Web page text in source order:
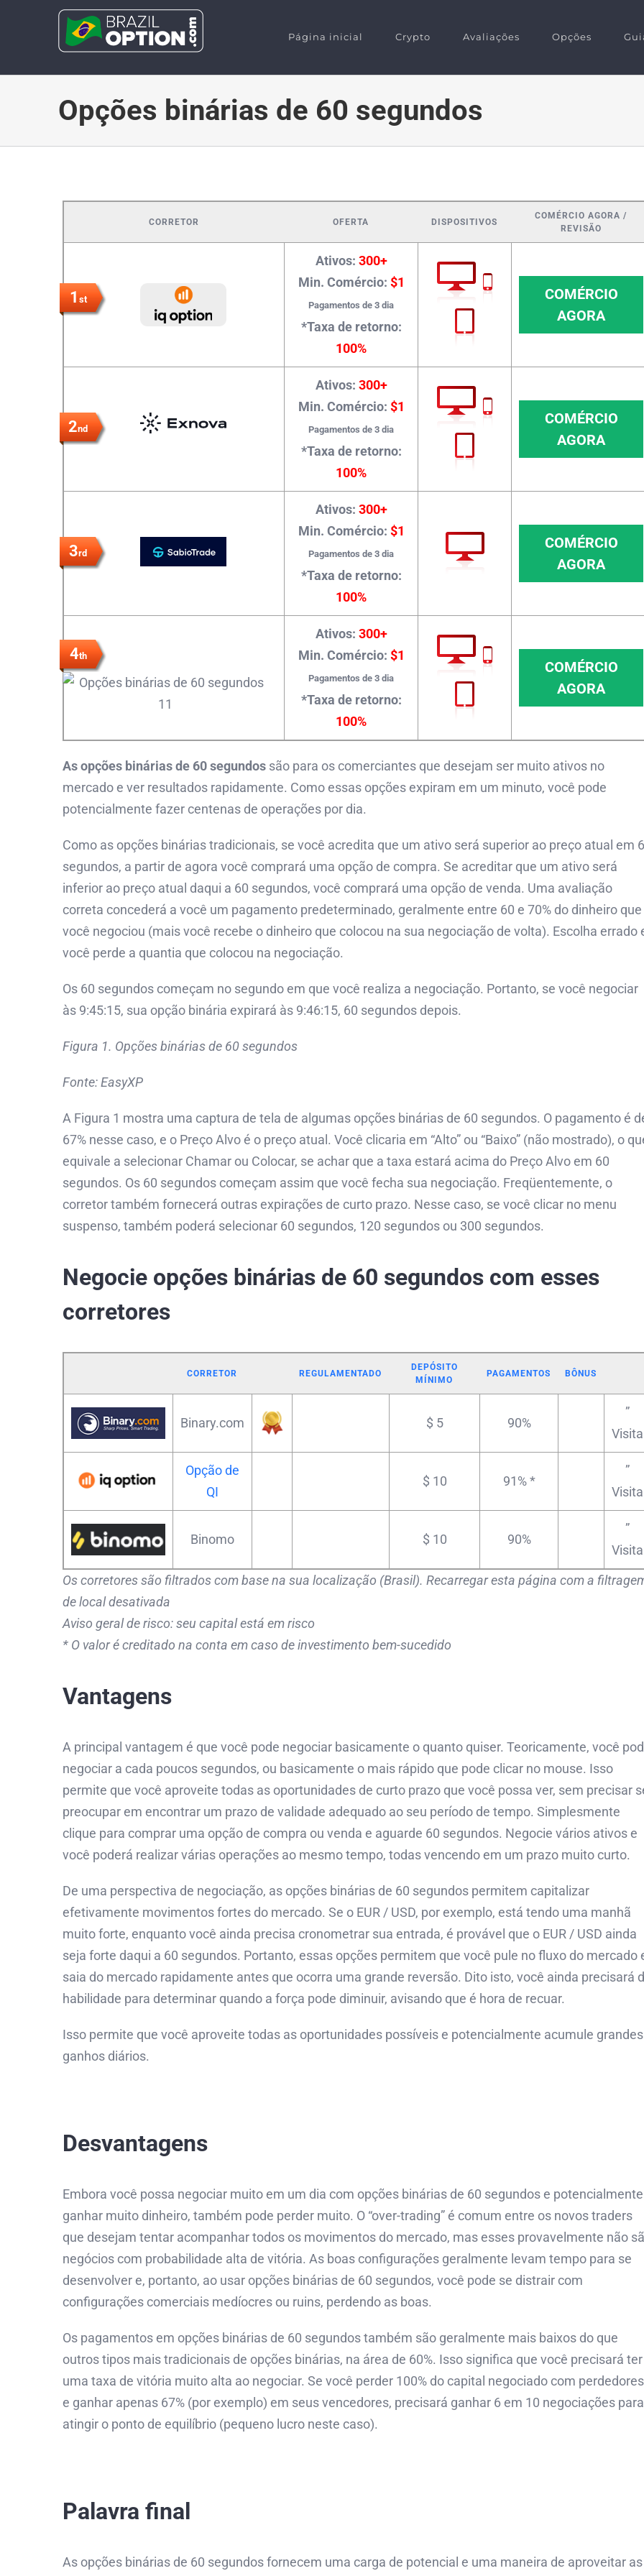
Página inicial Crypto Avaliações Opções
Opções binárias de 60 segundos
CORRETOR OFERTA DISPOSITIVOS
COMÉRCIO AGORA /
REVISÃO
1st
Ativos: 300+
Min. Comércio: $1
Pagamentos de 3 dia
*Taxa de retorno:
100%
COMÉRCIO
AGORA
2nd
Ativos: 300+
Min. Comércio: $1
Pagamentos de 3 dia
*Taxa de retorno:
100%
COMÉRCIO
AGORA
3rd
Ativos: 300+
Min. Comércio: $1
Pagamentos de 3 dia
*Taxa de retorno:
100%
COMÉRCIO
AGORA
4th
Ativos: 300+
Min. Comércio: $1
Pagamentos de 3 dia
*Taxa de retorno:
100%
COMÉRCIO
AGORA
As opções binárias de 60 segundos são para os comerciantes que desejam ser muito ativos no
mercado e ver resultados rapidamente. Como essas opções expiram em um minuto, você pode
potencialmente fazer centenas de operações por dia.
Como as opções binárias tradicionais, se você acredita que um ativo será superior ao preço atual em
segundos, a partir de agora você comprará uma opção de compra. Se acreditar que um ativo será
inferior ao preço atual daqui a 60 segundos, você comprará uma opção de venda. Uma avaliação
correta concederá a você um pagamento predeterminado, geralmente entre 60 e 70% do dinheiro que
você negociou (mais você recebe o dinheiro que colocou na sua negociação de volta). Escolha errado
você perde a quantia que colocou na negociação.
Os 60 segundos começam no segundo em que você realiza a negociação. Portanto, se você negociar
às 9:45:15, sua opção binária expirará às 9:46:15, 60 segundos depois.
Figura 1. Opções binárias de 60 segundos
Fonte: EasyXP
A Figura 1 mostra uma captura de tela de algumas opções binárias de 60 segundos. O pagamento é
67% nesse caso, e o Preço Alvo é o preço atual. Você clicaria em “Alto” ou “Baixo” (não mostrado), o
equivale a selecionar Chamar ou Colocar, se achar que a taxa estará acima do Preço Alvo em 60
segundos. Os 60 segundos começam assim que você fecha sua negociação. Freqüentemente, o
corretor também fornecerá outras expirações de curto prazo. Nesse caso, se você clicar no menu
suspenso, também poderá selecionar 60 segundos, 120 segundos ou 300 segundos.
Negocie opções binárias de 60 segundos com esses
corretores
CORRETOR REGULAMENTADO
DEPÓSITO
MÍNIMO
PAGAMENTOS BÔNUS
Binary.com $ 5 90%
”
Visita
Opção de
QI
$ 10 91% *
”
Visita
Binomo $ 10 90%
”
Visita
Os corretores são filtrados com base na sua localização (Brasil). Recarregar esta página com a
de local desativada
Aviso geral de risco: seu capital está em risco
* O valor é creditado na conta em caso de investimento bem-sucedido
Vantagens
A principal vantagem é que você pode negociar basicamente o quanto quiser. Teoricamente, você
negociar a cada poucos segundos, ou basicamente o mais rápido que pode clicar no mouse. Isso
permite que você aproveite todas as oportunidades de curto prazo que você possa ver, sem precisar
preocupar em encontrar um prazo de validade adequado ao seu período de tempo. Simplesmente
clique para comprar uma opção de compra ou venda e aguarde 60 segundos. Negocie vários ativos e
você poderá realizar várias operações ao mesmo tempo, todas vencendo em um prazo muito curto.
De uma perspectiva de negociação, as opções binárias de 60 segundos permitem capitalizar
efetivamente movimentos fortes do mercado. Se o EUR / USD, por exemplo, está tendo uma manhã
muito forte, enquanto você ainda precisa cronometrar sua entrada, é provável que o EUR / USD ainda
seja forte daqui a 60 segundos. Portanto, essas opções permitem que você pule no fluxo do mercado
saia do mercado rapidamente antes que ocorra uma grande reversão. Dito isto, você ainda precisará
habilidade para determinar quando a força pode diminuir, avisando que é hora de recuar.
Isso permite que você aproveite todas as oportunidades possíveis e potencialmente acumule grandes
ganhos diários.
Desvantagens
Embora você possa negociar muito em um dia com opções binárias de 60 segundos e potencialmente
ganhar muito dinheiro, também pode perder muito. O “over-trading” é comum entre os novos traders
que desejam tentar acompanhar todos os movimentos do mercado, mas esses provavelmente não
negócios com probabilidade alta de vitória. As boas configurações geralmente levam tempo para se
desenvolver e, portanto, ao usar opções binárias de 60 segundos, você pode se distrair com
configurações comerciais medíocres ou ruins, perdendo as boas.
Os pagamentos em opções binárias de 60 segundos também são geralmente mais baixos do que
outros tipos mais tradicionais de opções binárias, na área de 60%. Isso significa que você precisará ter
uma taxa de vitória muito alta ao negociar. Se você perder 100% do capital negociado com perdedores
e ganhar apenas 67% (por exemplo) em seus vencedores, precisará ganhar 6 em 10 negociações para
atingir o ponto de equilíbrio (pequeno lucro neste caso).
Palavra final
As opções binárias de 60 segundos fornecem uma carga de potencial e uma maneira de aproveitar as